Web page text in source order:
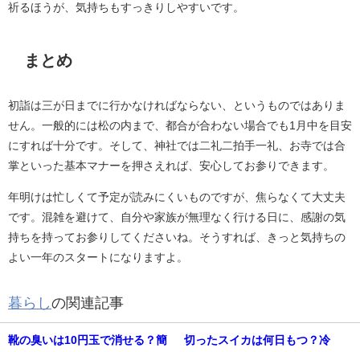
祈るほうが、気持ちもすっきりしやすいです。
まとめ
初詣は三が日までに行かなければならない、というものではありま
せん。一般的には松の内まで、都合が合わない場合でも1月中を目安
にすれば十分です。そして、神社では二礼二拍手一礼、お寺では合
掌といった基本マナーを押さえれば、安心してお参りできます。
年明けは忙しくて予定が読みにくいものですが、焦らなくて大丈夫
です。混雑を避けて、自分や家族が無理なく行ける日に、感謝の気
持ちを持ってお参りしてくださいね。そうすれば、きっと気持ちの
よい一年のスタートになりますよ。
暮らしの関連記事
靴の臭いは10円玉で消せる？簡
切ったスイカは何日もつ？冷